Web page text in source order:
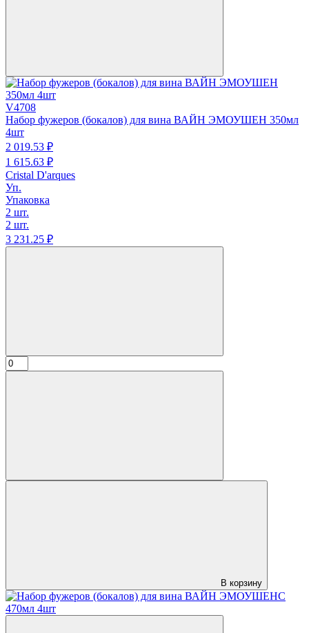
V4708
Набор фужеров (бокалов) для вина ВАЙН ЭМОУШЕН 350мл
4шт
2 019.53 ₽
1 615.63 ₽
Cristal D'arques
Уп.
Упаковка
2 шт.
2 шт.
3 231.25 ₽
В корзину